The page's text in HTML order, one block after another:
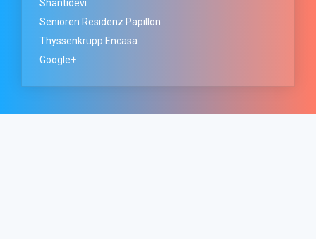
Shantidevi
Senioren Residenz Papillon
Thyssenkrupp Encasa
Google+